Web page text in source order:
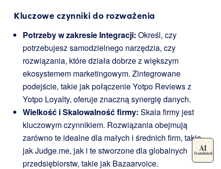
Kluczowe czynniki do rozważenia
Potrzeby w zakresie Integracji: Określ, czy
potrzebujesz samodzielnego narzędzia, czy
rozwiązania, które działa dobrze z większym
ekosystemem marketingowym. Zintegrowane
podejście, takie jak połączenie Yotpo Reviews z
Yotpo Loyalty, oferuje znaczną synergię danych.
Wielkość i Skalowalność firmy: Skala firmy jest
kluczowym czynnikiem. Rozwiązania obejmują
zarówno te idealne dla małych i średnich firm, takie
jak Judge.me, jak i te stworzone dla globalnych
przedsiębiorstw, takie jak Bazaarvoice.